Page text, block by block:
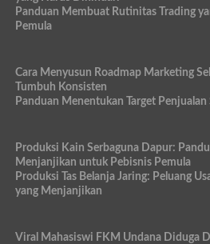
Panduan Membuat Rutinitas Trading
Pemula
Cara Menyusun Roadmap Marketing
Tumbuh Konsisten
Panduan Menentukan Target
Produksi Kain Serbaguna Dapur:
Menjanjikan untuk Pebisnis Pemula
Produksi Tas Belanja Jaring: Peluang
yang Menjanjikan
Viral Mahasiswi FKM Undana Diduga